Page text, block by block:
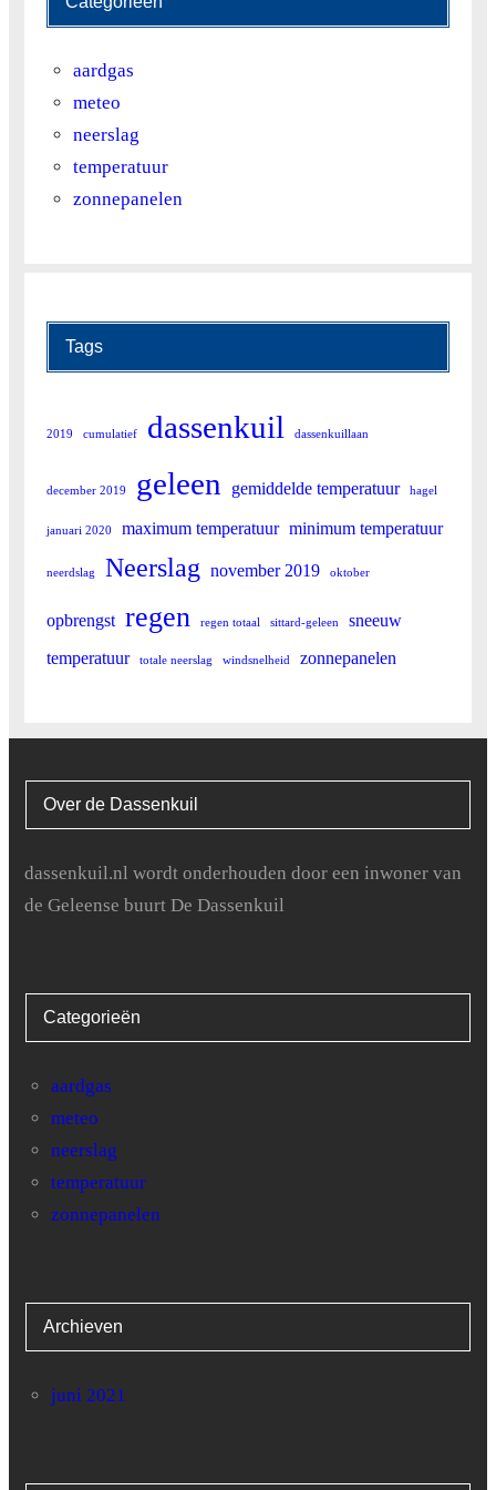
aardgas
meteo
neerslag
temperatuur
zonnepanelen
Tags
2019 cumulatief dassenkuil dassenkuillaan
december 2019 geleen gemiddelde temperatuur hagel
januari 2020 maximum temperatuur minimum temperatuur
neerdslag Neerslag november 2019 oktober
opbrengst regen regen totaal sittard-geleen
sneeuw
temperatuur
totale neerslag windsnelheid zonnepanelen
Over de Dassenkuil
dassenkuil.nl wordt onderhouden door een inwoner van
de Geleense buurt De Dassenkuil
Categorieën
aardgas
meteo
neerslag
temperatuur
zonnepanelen
Archieven
juni 2021